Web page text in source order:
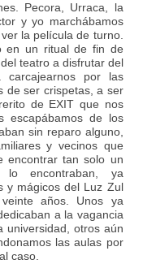
Pecora, Urraca, la
y yo marchábamos
la película de turno.
en un ritual de fin de
teatro a disfrutar del
por las
de ser crispetas, a ser
de EXIT que nos
escapábamos de los
sin reparo alguno,
y vecinos que
encontrar tan solo un
encontraban, ya
y mágicos del Luz Zul
años. Unos ya
a la vagancia
universidad, otros aún
las aulas por
caso.